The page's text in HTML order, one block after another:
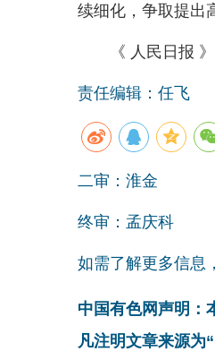
续细化，争取提出
《 人民日报
责任编辑：任飞
二审：淮金
终审：孟庆科
如需了解更多信息
中国有色网声明：
凡注明文章来源为